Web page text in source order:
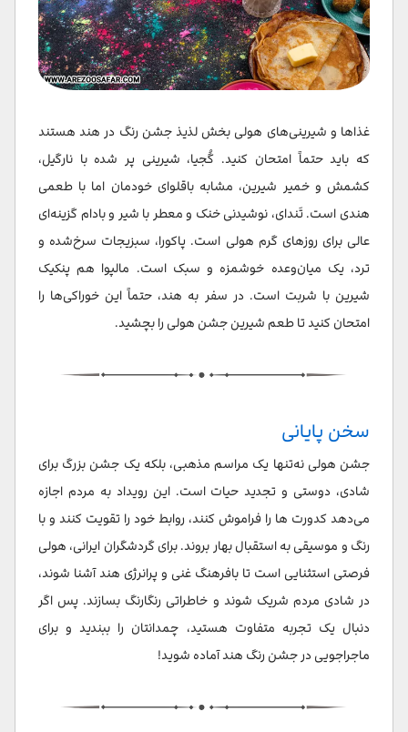
غذاها و شیرینی‌های هولی بخش لذیذ جشن رنگ در هند هستند
که باید حتماً امتحان کنید. گُجیا، شیرینی پر شده با نارگیل،
کشمش و خمیر شیرین، مشابه باقلوای خودمان اما با طعمی
هندی است. تَندای، نوشیدنی خنک و معطر با شیر و بادام گزینه‌ای
عالی برای روزهای گرم هولی است. پاکورا، سبزیجات سرخ‌شده و
ترد، یک میان‌وعده خوشمزه و سبک است. مالپوا هم پنکیک
شیرین با شربت است. در سفر به هند، حتماً این خوراکی‌ها را
امتحان کنید تا طعم شیرین جشن هولی را بچشید.
سخن پایانی
جشن هولی نه‌تنها یک مراسم مذهبی، بلکه یک جشن بزرگ برای
شادی، دوستی و تجدید حیات است. این رویداد به مردم اجازه
می‌دهد کدورت ها را فراموش کنند، روابط خود را تقویت کنند و با
رنگ و موسیقی به استقبال بهار بروند. برای گردشگران ایرانی، هولی
فرصتی استثنایی است تا بافرهنگ غنی و پرانرژی هند آشنا شوند،
در شادی مردم شریک شوند و خاطراتی رنگارنگ بسازند. پس اگر
دنبال یک تجربه متفاوت هستید، چمدانتان را ببندید و برای
ماجراجویی در جشن رنگ هند آماده شوید!